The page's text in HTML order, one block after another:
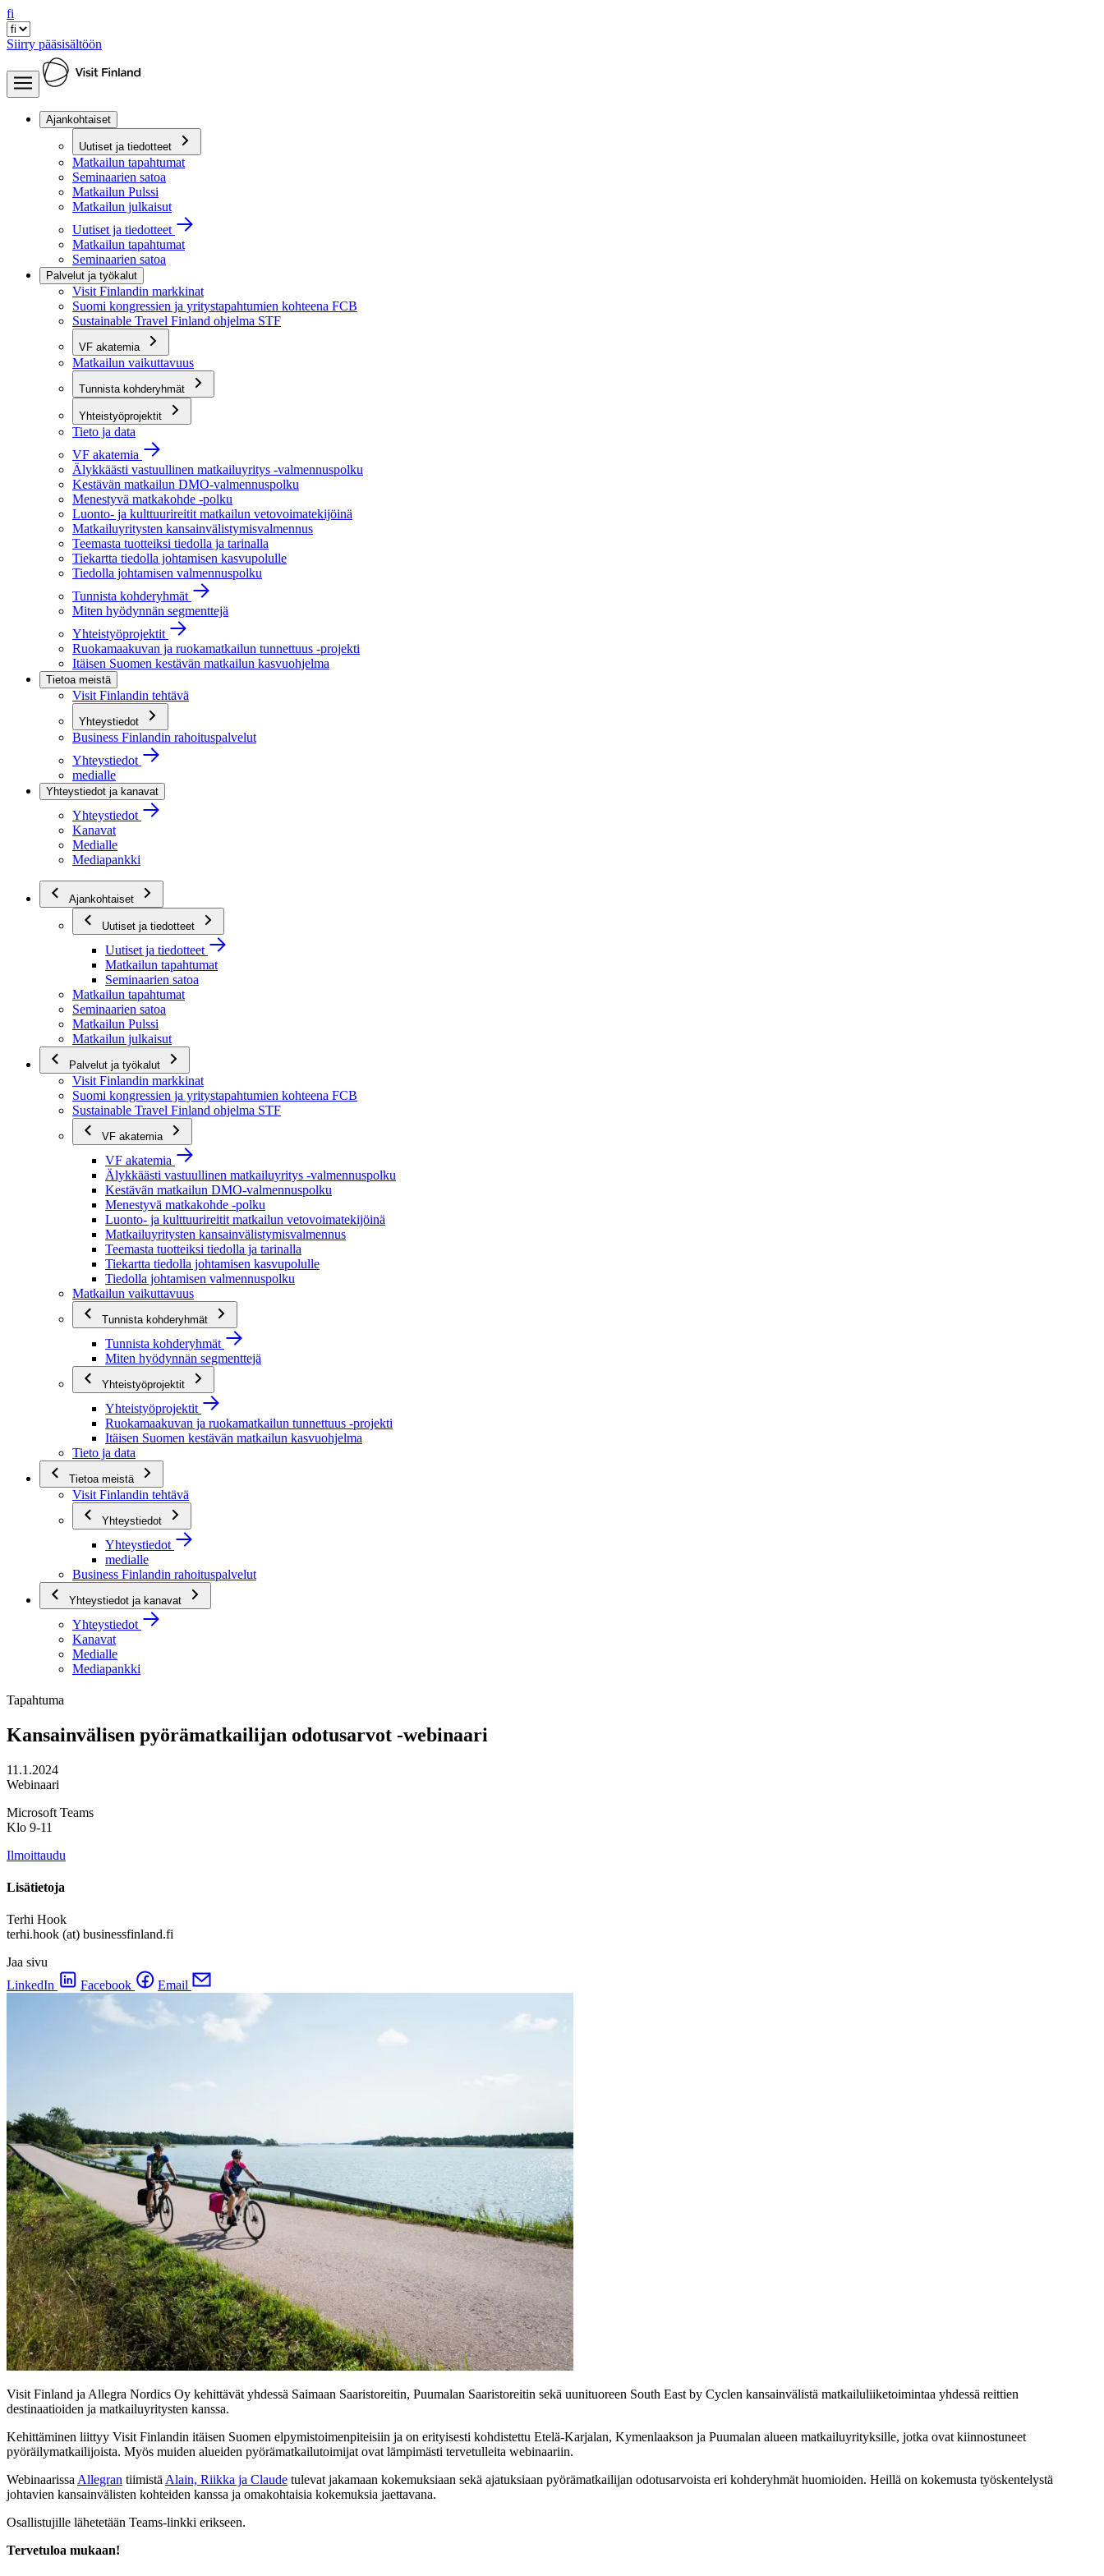
fi
Siirry pääsisältöön
Ajankohtaiset
Uutiset ja tiedotteet
Matkailun tapahtumat
Seminaarien satoa
Matkailun Pulssi
Matkailun julkaisut
Uutiset ja tiedotteet
Matkailun tapahtumat
Seminaarien satoa
Palvelut ja työkalut
Visit Finlandin markkinat
Suomi kongressien ja yritystapahtumien kohteena FCB
Sustainable Travel Finland ohjelma STF
VF akatemia
Matkailun vaikuttavuus
Tunnista kohderyhmät
Yhteistyöprojektit
Tieto ja data
VF akatemia
Älykkäästi vastuullinen matkailuyritys -valmennuspolku
Kestävän matkailun DMO-valmennuspolku
Menestyvä matkakohde -polku
Luonto- ja kulttuurireitit matkailun vetovoimatekijöinä
Matkailuyritysten kansainvälistymisvalmennus
Teemasta tuotteiksi tiedolla ja tarinalla
Tiekartta tiedolla johtamisen kasvupolulle
Tiedolla johtamisen valmennuspolku
Tunnista kohderyhmät
Miten hyödynnän segmenttejä
Yhteistyöprojektit
Ruokamaakuvan ja ruokamatkailun tunnettuus -projekti
Itäisen Suomen kestävän matkailun kasvuohjelma
Tietoa meistä
Visit Finlandin tehtävä
Yhteystiedot
Business Finlandin rahoituspalvelut
Yhteystiedot
medialle
Yhteystiedot ja kanavat
Yhteystiedot
Kanavat
Medialle
Mediapankki
Ajankohtaiset
Uutiset ja tiedotteet
Uutiset ja tiedotteet
Matkailun tapahtumat
Seminaarien satoa
Matkailun tapahtumat
Seminaarien satoa
Matkailun Pulssi
Matkailun julkaisut
Palvelut ja työkalut
Visit Finlandin markkinat
Suomi kongressien ja yritystapahtumien kohteena FCB
Sustainable Travel Finland ohjelma STF
VF akatemia
VF akatemia
Älykkäästi vastuullinen matkailuyritys -valmennuspolku
Kestävän matkailun DMO-valmennuspolku
Menestyvä matkakohde -polku
Luonto- ja kulttuurireitit matkailun vetovoimatekijöinä
Matkailuyritysten kansainvälistymisvalmennus
Teemasta tuotteiksi tiedolla ja tarinalla
Tiekartta tiedolla johtamisen kasvupolulle
Tiedolla johtamisen valmennuspolku
Matkailun vaikuttavuus
Tunnista kohderyhmät
Tunnista kohderyhmät
Miten hyödynnän segmenttejä
Yhteistyöprojektit
Yhteistyöprojektit
Ruokamaakuvan ja ruokamatkailun tunnettuus -projekti
Itäisen Suomen kestävän matkailun kasvuohjelma
Tieto ja data
Tietoa meistä
Visit Finlandin tehtävä
Yhteystiedot
Yhteystiedot
medialle
Business Finlandin rahoituspalvelut
Yhteystiedot ja kanavat
Yhteystiedot
Kanavat
Medialle
Mediapankki
Tapahtuma
Kansainvälisen pyörämatkailijan odotusarvot -webinaari
11.1.2024
Webinaari
Microsoft Teams
Klo 9-11
Ilmoittaudu
Lisätietoja
Terhi Hook
terhi.hook (at) businessfinland.fi
Jaa sivu
LinkedIn
Facebook Email
Visit Finland ja Allegra Nordics Oy kehittävät yhdessä Saimaan Saaristoreitin, Puumalan Saaristoreitin sekä uunituoreen South East by Cyclen kansainvälistä matkailuliiketoimintaa yhdessä reittien
destinaatioiden ja matkailuyritysten kanssa.
Kehittäminen liittyy Visit Finlandin itäisen Suomen elpymistoimenpiteisiin ja on erityisesti kohdistettu Etelä-Karjalan, Kymenlaakson ja Puumalan alueen matkailuyrityksille, jotka ovat kiinnostuneet
pyöräilymatkailijoista. Myös muiden alueiden pyörämatkailutoimijat ovat lämpimästi tervetulleita webinaariin.
Webinaarissa Allegran tiimistä Alain, Riikka ja Claude tulevat jakamaan kokemuksiaan sekä ajatuksiaan pyörämatkailijan odotusarvoista eri kohderyhmät huomioiden. Heillä on kokemusta työskentelystä
johtavien kansainvälisten kohteiden kanssa ja omakohtaisia kokemuksia jaettavana.
Osallistujille lähetetään Teams-linkki erikseen.
Tervetuloa mukaan!